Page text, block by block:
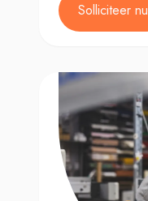
Solliciteer nu